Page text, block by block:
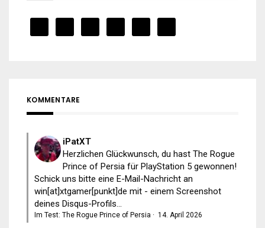
KOMMENTARE
iPatXT
Herzlichen Glückwunsch, du hast The Rogue
Prince of Persia für PlayStation 5 gewonnen!
Schick uns bitte eine E-Mail-Nachricht an
win[at]xtgamer[punkt]de mit - einem Screenshot
deines Disqus-Profils...
Im Test: The Rogue Prince of Persia · 14. April 2026